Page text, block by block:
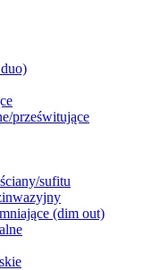
prześwitujące
sufitu
(dim out)